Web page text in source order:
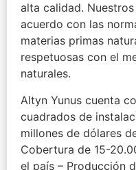
alta calidad.
acuerdo con las
materias primas
respetuosas con el
naturales.
Altyn Yunus cuenta
cuadrados de
millones de dólares
Cobertura de 15-
el país – Producción